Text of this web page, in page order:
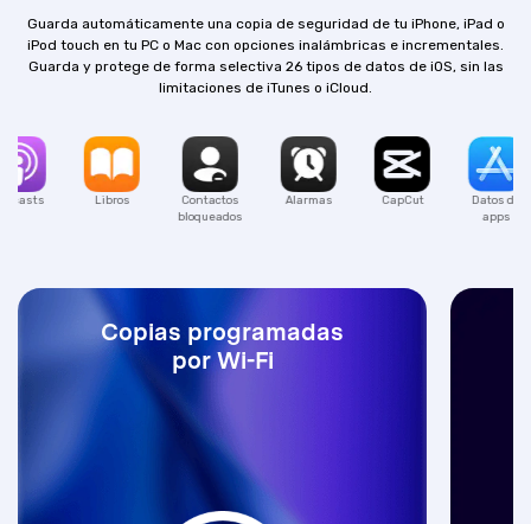
Guarda automáticamente una copia de seguridad de tu iPhone, iPad o
iPod touch en tu PC o Mac con opciones inalámbricas e incrementales.
Guarda y protege de forma selectiva 26 tipos de datos de iOS, sin las
limitaciones de iTunes o iCloud.
Pódcasts Libros
Contactos
bloqueados
Alarmas CapCut
Copias programadas
por Wi-Fi